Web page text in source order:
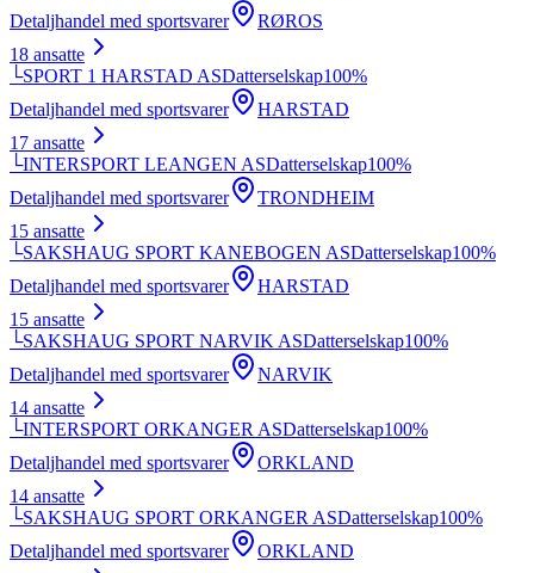
Detaljhandel med sportsvarer
RØROS
18 ansatte
└SPORT 1 HARSTAD ASDatterselskap100%
Detaljhandel med sportsvarer
HARSTAD
17 ansatte
└INTERSPORT LEANGEN ASDatterselskap100%
Detaljhandel med sportsvarer
TRONDHEIM
15 ansatte
└SAKSHAUG SPORT KANEBOGEN ASDatterselskap100%
Detaljhandel med sportsvarer
HARSTAD
15 ansatte
└SAKSHAUG SPORT NARVIK ASDatterselskap100%
Detaljhandel med sportsvarer
NARVIK
14 ansatte
└INTERSPORT ORKANGER ASDatterselskap100%
Detaljhandel med sportsvarer
ORKLAND
14 ansatte
└SAKSHAUG SPORT ORKANGER ASDatterselskap100%
Detaljhandel med sportsvarer
ORKLAND